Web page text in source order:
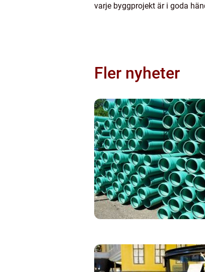
varje byggprojekt är i goda
Fler nyheter